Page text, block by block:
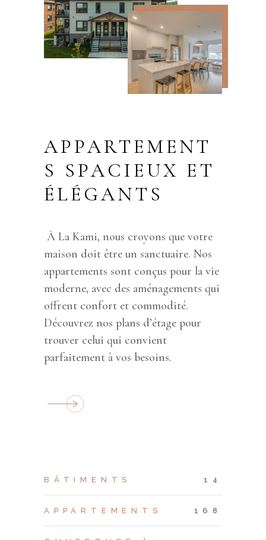
APPARTEMENT
S SPACIEUX ET
ÉLÉGANTS
À La Kami, nous croyons que votre
maison doit être un sanctuaire. Nos
appartements sont conçus pour la vie
moderne, avec des aménagements qui
offrent confort et commodité.
Découvrez nos plans d’étage pour
trouver celui qui convient
parfaitement à vos besoins.
BÂTIMENTS 14
APPARTEMENTS 168